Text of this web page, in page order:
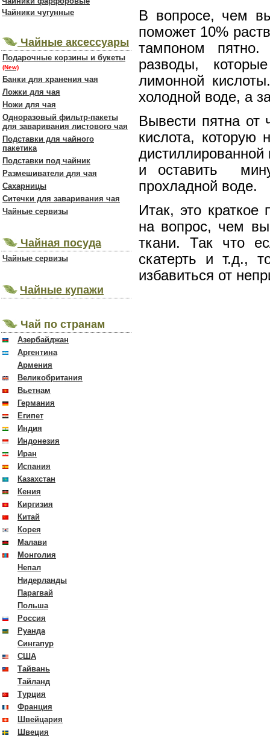
Чайники чугунные
Чайные аксессуары
Подарочные корзины и букеты
(New)
Банки для хранения чая
Ложки для чая
Ножи для чая
Одноразовый фильтр-пакеты
для заваривания листового чая
Подставки для чайного
пакетика
Подставки под чайник
Размешиватели для чая
Сахарницы
Ситечки для заваривания чая
Чайные сервизы
Чайная посуда
Чайные сервизы
Чайные купажи
Чай по странам
Азербайджан
Аргентина
Армения
Великобритания
Вьетнам
Германия
Египет
Индия
Индонезия
Иран
Испания
Казахстан
Кения
Киргизия
Китай
Корея
Малави
Монголия
Непал
Нидерланды
Парагвай
Польша
Россия
Руанда
Сингапур
США
Тайвань
Тайланд
Турция
Франция
Швейцария
Швеция
В вопросе, чем
поможет 10%
тампоном
разводы,
лимонной
холодной воде, а
Вывести пятна от
кислота, которую
дистиллированной
и оставить
прохладной воде.
Итак, это краткое
на вопрос, чем
ткани. Так что
скатерть и т.д.,
избавиться от